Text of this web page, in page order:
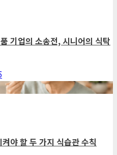
기업의 소송전, 시니어의 식탁
야 할 두 가지 식습관 수칙